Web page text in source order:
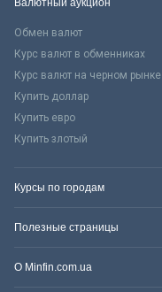
Обмен валют
Курс валют в обменниках
Курс валют на черном рынке
Купить доллар
Купить евро
Купить злотый
Курсы по городам
Полезные страницы
О Minfin.com.ua